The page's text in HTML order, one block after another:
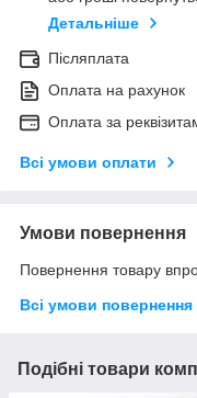
Детальніше
Післяплата
Оплата на рахунок
Оплата за
Всі умови оплати
Умови повернення
Повернення товару
Всі умови повернення
Подібні товари